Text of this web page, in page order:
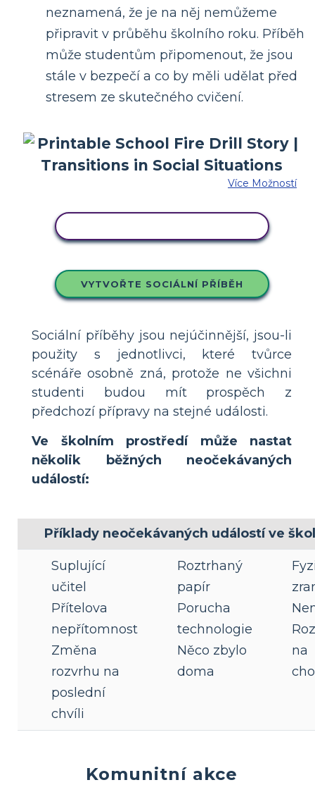
neznamená, že je na něj nemůžeme
připravit v průběhu školního roku. Příběh
může studentům připomenout, že jsou
stále v bezpečí a co by měli udělat před
stresem ze skutečného cvičení.
Více Možností
VYTVOŘTE SOCIÁLNÍ PŘÍBĚH
Sociální příběhy jsou nejúčinnější, jsou-li
použity s jednotlivci, které tvůrce
scénáře osobně zná, protože ne všichni
studenti budou mít prospěch z
předchozí přípravy na stejné události.
Ve školním prostředí může nastat
několik běžných neočekávaných
událostí:
Příklady neočekávaných událostí ve
Suplující
učitel
Přítelova
nepřítomnost
Změna
rozvrhu na
poslední
chvíli
Roztrhaný
papír
Porucha
technologie
Něco zbylo
doma
na
Komunitní akce